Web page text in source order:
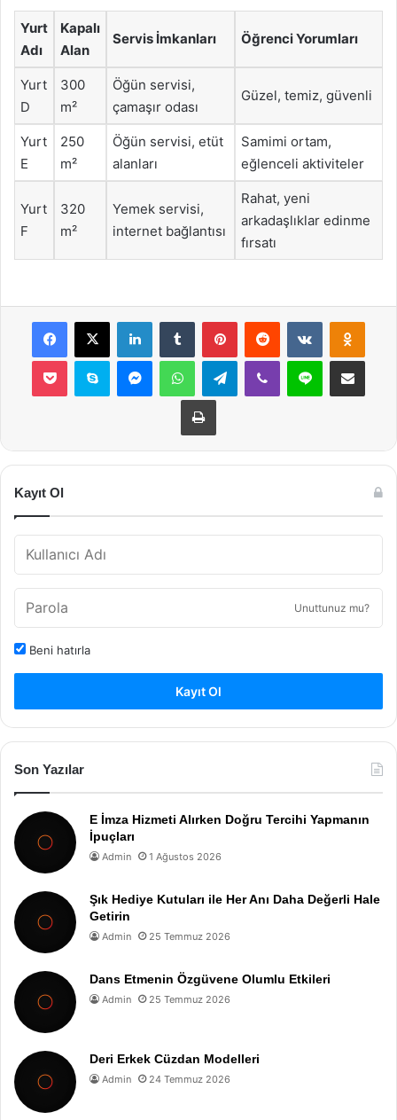
Yurt
Adı
Kapalı
Alan
Servis İmkanları Öğrenci Yorumları
Yurt
D
300
m²
Öğün servisi,
çamaşır odası
Güzel, temiz, güvenli
Yurt
E
250
m²
Öğün servisi, etüt
alanları
Samimi ortam,
eğlenceli aktiviteler
Yurt
F
320
m²
Yemek servisi,
internet bağlantısı
Rahat, yeni
arkadaşlıklar edinme
fırsatı
Facebook
X LinkedInTumblr PinterestReddit VKontakte
Pocket Skype MessengerWhatsAppTelegramViber Line E-Posta ile
Yazdır
Kayıt Ol
Unuttunuz mu?
Beni hatırla
Kayıt Ol
Son Yazılar
E İmza Hizmeti Alırken Doğru Tercihi Yapmanın
İpuçları
Admin 1 Ağustos 2026
Şık Hediye Kutuları ile Her Anı Daha Değerli Hale
Getirin
Admin 25 Temmuz 2026
Dans Etmenin Özgüvene Olumlu Etkileri
Admin 25 Temmuz 2026
Deri Erkek Cüzdan Modelleri
Admin 24 Temmuz 2026